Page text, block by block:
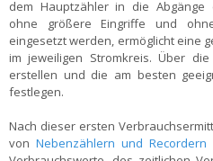
dem Hauptzähler in die Abgänge
ohne größere Eingriffe und
eingesetzt werden, ermöglicht eine
im jeweiligen Stromkreis. Über
erstellen und die am besten
festlegen.
Nach dieser ersten
von Nebenzählern und Recordern